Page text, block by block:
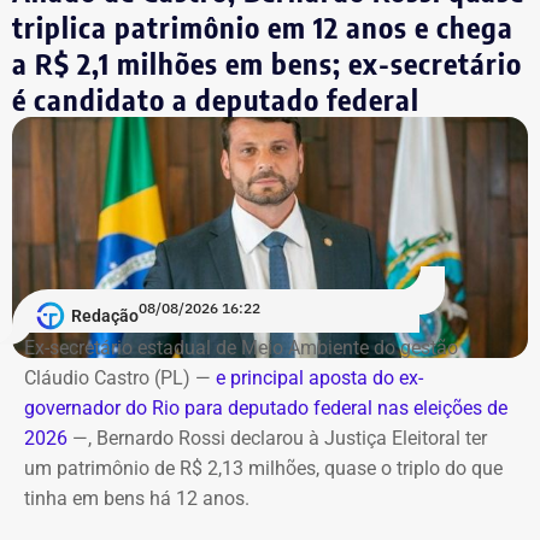
controle por cronômetro.
No terceiro e último bloco serão feitas as considerações
finais.
Serviço
Debate entre candidatos ao governo do estado do Rio de
Janeiro
Data: domingo, 09 de agosto de 2026
Horário: 20h
Transmissão: Canal Band, BandNews FM e YouTube do
TEMPO REAL
Pré-hora: 19h, com cobertura especial pelo YouTube do
TEMPO REAL
Bombeiros encontraram as vítimas
carbonizadas
O helicóptero explodiu ao cair na encosta, e chamas se
alastraram pela mata. De acordo com o Corpo de
Bombeiros, agentes especializados em combate a
incêndios florestais foram mobilizados e conseguiram
controlar o fogo.
A operação mobilizou cerca de 40 militares, 11 viaturas e
4 unidades operacionais.
triplica patrimônio em 12 anos e chega
a R$ 2,1 milhões em bens; ex-secretário
é candidato a deputado federal
Redação08/08/2026 16:22
Ex-secretário estadual de Meio Ambiente do gestão
Cláudio Castro (PL) — e principal aposta do ex-
governador do Rio para deputado federal nas eleições de
2026 —, Bernardo Rossi declarou à Justiça Eleitoral ter
um patrimônio de R$ 2,13 milhões, quase o triplo do que
tinha em bens há 12 anos.